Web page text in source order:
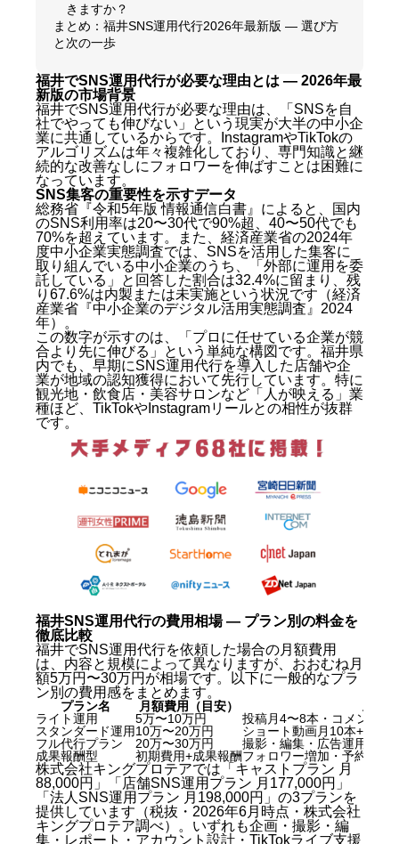
きますか？
まとめ：福井SNS運用代行2026年最新版 — 選び方
と次の一歩
福井でSNS運用代行が必要な理由とは — 2026年最
新版の市場背景
福井でSNS運用代行が必要な理由は、「SNSを自
社でやっても伸びない」という現実が大半の中小企
業に共通しているからです。InstagramやTikTokの
アルゴリズムは年々複雑化しており、専門知識と継
続的な改善なしにフォロワーを伸ばすことは困難に
なっています。
SNS集客の重要性を示すデータ
総務省『令和5年版 情報通信白書』によると、国内
のSNS利用率は20〜30代で90%超、40〜50代でも
70%を超えています。また、経済産業省の2024年
度中小企業実態調査では、SNSを活用した集客に
取り組んでいる中小企業のうち、「外部に運用を委
託している」と回答した割合は32.4%に留まり、残
り67.6%は内製または未実施という状況です（経済
産業省『中小企業のデジタル活用実態調査』2024
年）。
この数字が示すのは、「プロに任せている企業が競
合より先に伸びる」という単純な構図です。福井県
内でも、早期にSNS運用代行を導入した店舗や企
業が地域の認知獲得において先行しています。特に
観光地・飲食店・美容サロンなど「人が映える」業
種ほど、TikTokやInstagramリールとの相性が抜群
です。
福井SNS運用代行の費用相場 — プラン別の料金を
徹底比較
福井でSNS運用代行を依頼した場合の月額費用
は、内容と規模によって異なりますが、おおむね月
額5万円〜30万円が相場です。以下に一般的なプラ
ン別の費用感をまとめます。
プラン名 月額費用（目安）
ライト運用
5万〜10万円
投稿月4〜8本・コメント管
スタンダード運用10万〜20万円
ショート動画月10本+フィ
フル代行プラン
20万〜30万円
撮影・編集・広告運用込み
成果報酬型
初期費用+成果報酬フォロワー増加・予約数に
株式会社キングプロテアでは「キャストプラン 月
88,000円」「店舗SNS運用プラン 月177,000円」
「法人SNS運用プラン 月198,000円」の3プランを
提供しています（税抜・2026年6月時点・株式会社
キングプロテア調べ）。いずれも企画・撮影・編
集・レポート・アカウント設計・TikTokライブ支援